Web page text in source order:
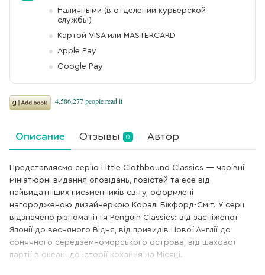
Наличными (в отделении курьерской
службы)
Картой VISA или MASTERCARD
Apple Pay
Google Pay
Описание Отзывы 0 Автор
Представляємо серію Little Clothbound Classics — чарівні
мініатюрні видання оповідань, повістей та есе від
найвидатніших письменників світу, оформлені
нагородженою дизайнеркою Коралі Бікфорд-Сміт. У серії
відзначено різноманіття Penguin Classics: від засніженої
Японії до весняного Відня, від привидів Нової Англії до
сонячного середземноморського острова, від шахової
партії в океані до історії кохання на Місяці.